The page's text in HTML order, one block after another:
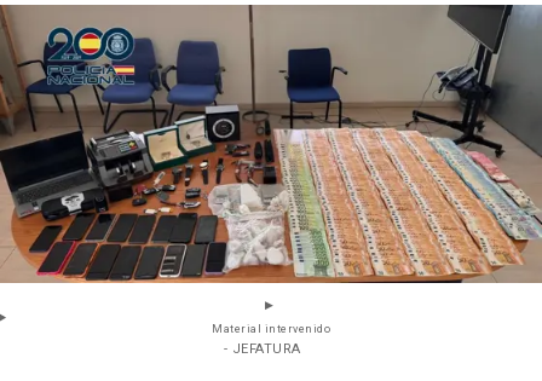
Material intervenido
- JEFATURA